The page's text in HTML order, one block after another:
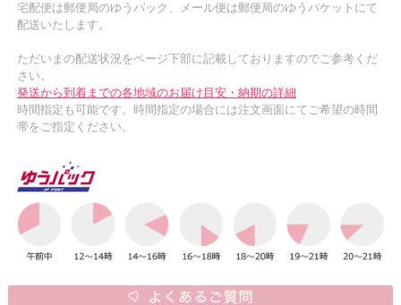
宅配便は郵便局のゆうパック、メール便は郵便局のゆうパケットにて
配送いたします。
ただいまの配送状況をページ下部に記載しておりますのでご参考くだ
さい。
発送から到着までの各地域のお届け目安・納期の詳細
時間指定も可能です。時間指定の場合には注文画面にてご希望の時間
帯をご指定ください。